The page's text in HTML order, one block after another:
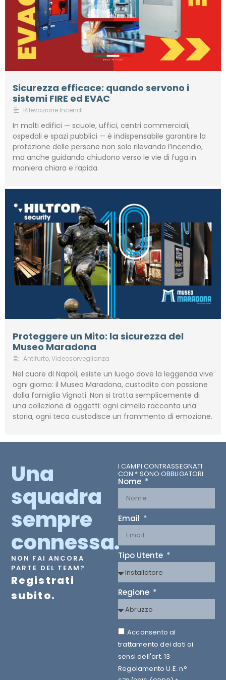
Sicurezza efficace: quando servono i
sistemi FIRE ed EVAC
Rilevazione Incendi
In molti edifici — scuole, uffici, centri commerciali,
ospedali e spazi pubblici — è indispensabile garantire la
protezione delle persone non solo rilevando l’incendio,
ma anche guidando chiudono verso le vie di fuga in
maniera chiara e rapida.
Proteggere un Mito: la sicurezza del
Museo Maradona
Antifurto,Videosorveglianza
Nel cuore di Napoli, esiste un luogo dove la leggenda vive
ogni giorno: il Museo Maradona, custodito con passione
dalla famiglia Vignati. Non si tratta semplicemente di
una collezione di oggetti: ogni cimelio racconta una
storia, ogni teca custodisce un frammento di emozione.
Una
squadra
sempre
connessa.
NON FAI ANCORA
PARTE DEL TEAM?
Registrati
subito.
I CAMPI CONTRASSEGNATI
CON * SONO OBBLIGATORI.
Nome
Email
Tipo Utente
Regione
Acconsento al
trattamento dei dati ai
sensi dell'art. 13
Regolamento U.E. n°